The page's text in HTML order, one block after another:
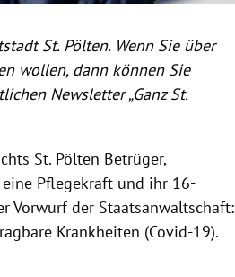
St. Pölten. Wenn Sie über
wollen, dann können Sie
Newsletter „Ganz St.
St. Pölten Betrüger,
Pflegekraft und ihr 16-
Vorwurf der Staatsanwaltschaft:
Krankheiten (Covid-19).